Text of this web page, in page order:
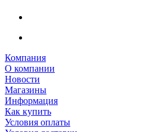
Компания
О компании
Новости
Магазины
Информация
Как купить
Условия оплаты